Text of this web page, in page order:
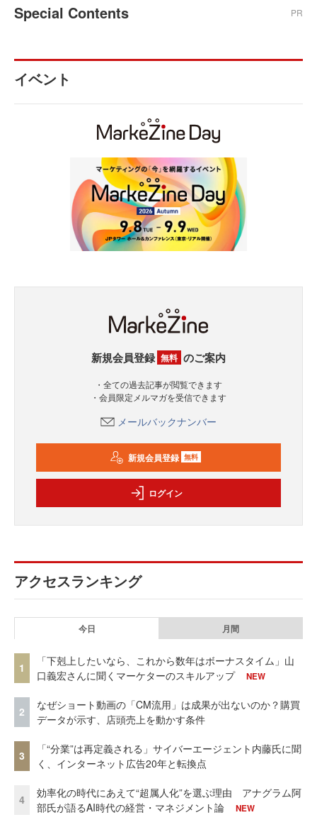
Special Contents PR
イベント
新規会員登録 無料 のご案内
・全ての過去記事が閲覧できます
・会員限定メルマガを受信できます
メールバックナンバー
新規会員登録 無料
ログイン
アクセスランキング
今日 月間
1
「下剋上したいなら、これから数年はボーナスタイム」山
口義宏さんに聞くマーケターのスキルアップ
NEW
2
なぜショート動画の「CM流用」は成果が出ないのか？購買
データが示す、店頭売上を動かす条件
3
「“分業”は再定義される」サイバーエージェント内藤氏に聞
く、インターネット広告20年と転換点
4
効率化の時代にあえて“超属人化”を選ぶ理由 アナグラム阿
部氏が語るAI時代の経営・マネジメント論
NEW